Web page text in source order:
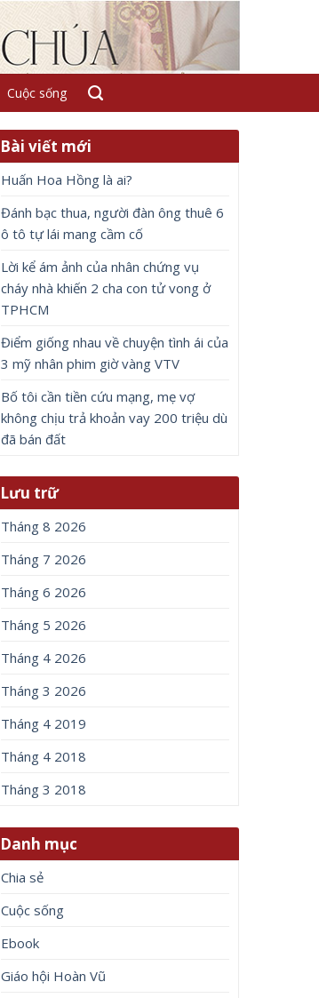
Cuộc sống
Bài viết mới
Huấn Hoa Hồng là ai?
Đánh bạc thua, người đàn ông thuê 6
ô tô tự lái mang cầm cố
Lời kể ám ảnh của nhân chứng vụ
cháy nhà khiến 2 cha con tử vong ở
TPHCM
Điểm giống nhau về chuyện tình ái của
3 mỹ nhân phim giờ vàng VTV
Bố tôi cần tiền cứu mạng, mẹ vợ
không chịu trả khoản vay 200 triệu dù
đã bán đất
Lưu trữ
Tháng 8 2026
Tháng 7 2026
Tháng 6 2026
Tháng 5 2026
Tháng 4 2026
Tháng 3 2026
Tháng 4 2019
Tháng 4 2018
Tháng 3 2018
Danh mục
Chia sẻ
Cuộc sống
Ebook
Giáo hội Hoàn Vũ